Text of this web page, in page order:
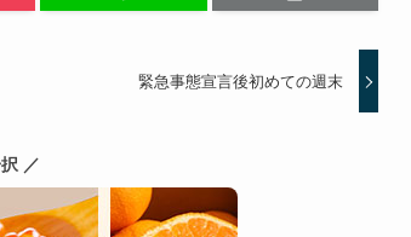
緊急事態宣言後初めての週末
／